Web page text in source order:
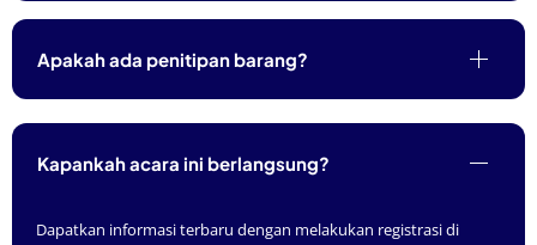
Apakah ada penitipan barang?
Kapankah acara ini berlangsung?
Dapatkan informasi terbaru dengan melakukan registrasi di